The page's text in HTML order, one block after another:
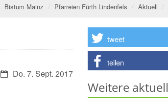
Bistum Mainz Pfarreien Fürth Lindenfels Aktuell
Datum:Do. 7. Sept. 2017
tweet
teilen
Weitere